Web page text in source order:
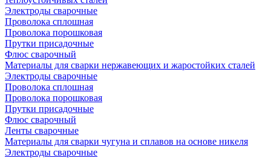
Электроды сварочные
Проволока сплошная
Проволока порошковая
Прутки присадочные
Флюс сварочный
Материалы для сварки нержавеющих и жаростойких сталей
Электроды сварочные
Проволока сплошная
Проволока порошковая
Прутки присадочные
Флюс сварочный
Ленты сварочные
Материалы для сварки чугуна и сплавов на основе никеля
Электроды сварочные